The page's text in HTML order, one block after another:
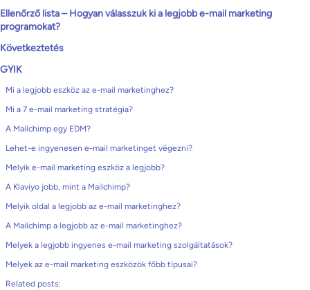
Ellenőrző lista – Hogyan válasszuk ki a legjobb e-mail marketing
programokat?
Következtetés
GYIK
Mi a legjobb eszköz az e-mail marketinghez?
Mi a 7 e-mail marketing stratégia?
A Mailchimp egy EDM?
Lehet-e ingyenesen e-mail marketinget végezni?
Melyik e-mail marketing eszköz a legjobb?
A Klaviyo jobb, mint a Mailchimp?
Melyik oldal a legjobb az e-mail marketinghez?
A Mailchimp a legjobb az e-mail marketinghez?
Melyek a legjobb ingyenes e-mail marketing szolgáltatások?
Melyek az e-mail marketing eszközök főbb típusai?
Related posts: